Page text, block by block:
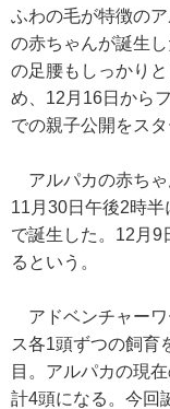
ふわの毛が特徴の
の赤ちゃんが誕生
の足腰もしっかり
め、12月16日から
での親子公開をスタ
アルパカの赤ちゃ
11月30日午後2時半
で誕生した。12月9
るという。
アドベンチャーワ
ス各1頭ずつの飼育
目。アルパカの現
計4頭になる。今回